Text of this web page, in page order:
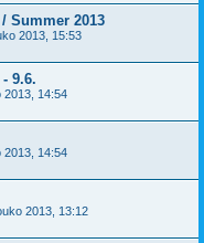
Summer 2013
2013, 15:53
9.6.
2013, 14:54
2013, 14:54
2013, 13:12